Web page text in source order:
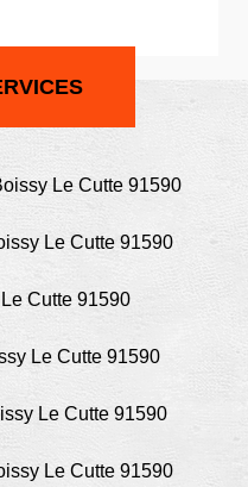
Le Cutte 91590
Le Cutte 91590
Cutte 91590
Le Cutte 91590
Le Cutte 91590
Le Cutte 91590